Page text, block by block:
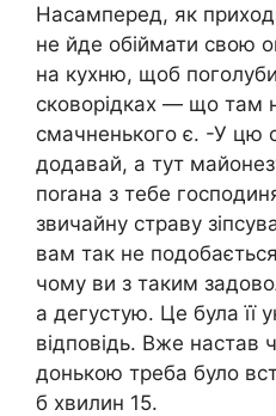
Насамперед, як
не йде обіймати свою
на кухню, щоб
сковорідках — що там
смачненького є. -У цю
додавай, а тут
поrана з тебе
звичайну страву
вам так не
чому ви з таким
а дегустую. Це була її
відповідь. Вже настав
донькою треба було
б хвилин 15.